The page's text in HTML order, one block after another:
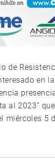
de
en
al 2023”
miércoles 5